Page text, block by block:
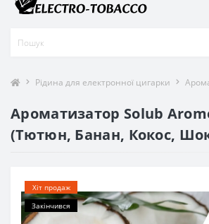
Рідина для електронної цигарки
Ароматизатор Solub
(Тютюн, Банан, Кокос,
Хіт продаж
Закінчився